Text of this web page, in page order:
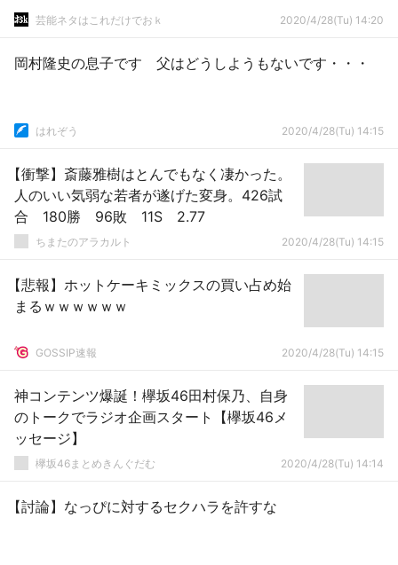
芸能ネタはこれだけでおｋ 2020/4/28(Tu) 14:20
岡村隆史の息子です 父はどうしようもないです・・・
はれぞう 2020/4/28(Tu) 14:15
【衝撃】斎藤雅樹はとんでもなく凄かった。
人のいい気弱な若者が遂げた変身。426試
合 180勝 96敗 11S 2.77
ちまたのアラカルト 2020/4/28(Tu) 14:15
【悲報】ホットケーキミックスの買い占め始
まるｗｗｗｗｗｗ
GOSSIP速報 2020/4/28(Tu) 14:15
神コンテンツ爆誕！欅坂46田村保乃、自身
のトークでラジオ企画スタート【欅坂46メ
ッセージ】
欅坂46まとめきんぐだむ 2020/4/28(Tu) 14:14
【討論】なっぴに対するセクハラを許すな